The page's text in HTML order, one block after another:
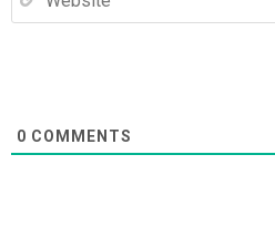
0 COMMENTS